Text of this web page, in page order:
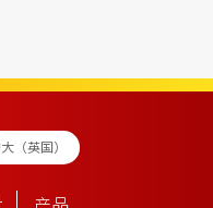
（英国）